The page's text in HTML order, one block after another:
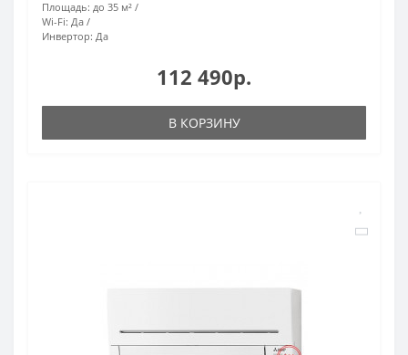
Площадь: до 35 м²
Wi-Fi: Да
Инвертор: Да
112 490р.
В КОРЗИНУ